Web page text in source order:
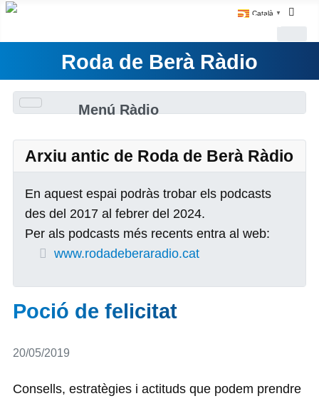
Català ▼
Roda de Berà Ràdio
Menú Ràdio
Arxiu antic de Roda de Berà Ràdio
En aquest espai podràs trobar els podcasts
des del 2017 al febrer del 2024.
Per als podcasts més recents entra al web:
www.rodadeberaradio.cat
Poció de felicitat
Detalls
20/05/2019
Consells, estratègies i actituds que podem prendre